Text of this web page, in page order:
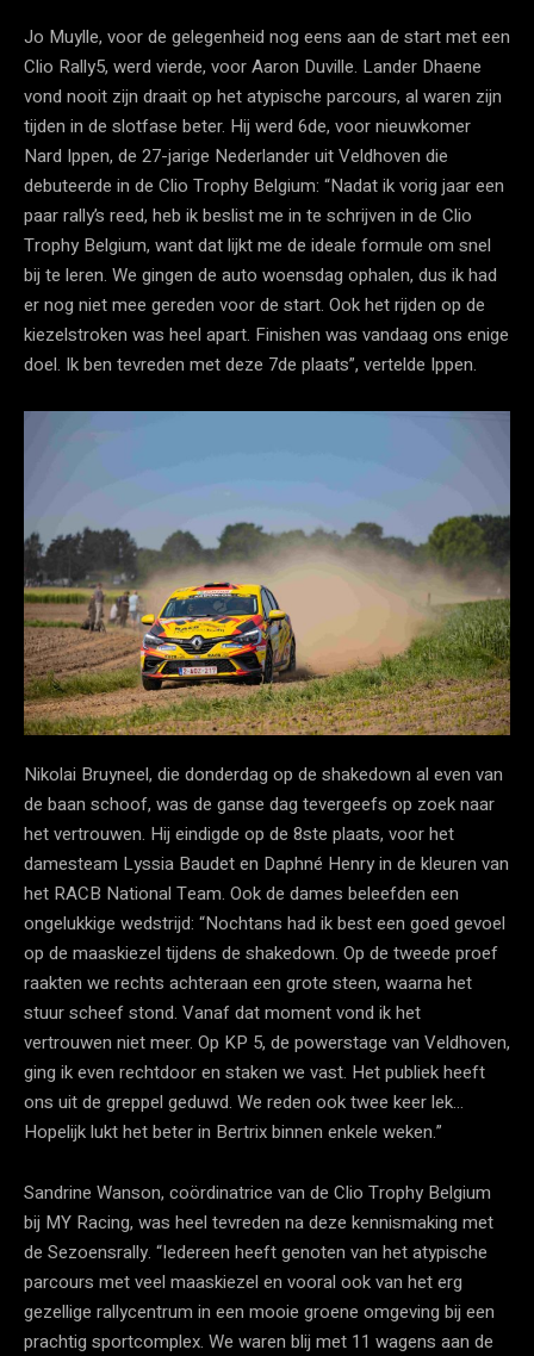
Jo Muylle, voor de gelegenheid nog eens aan de start met een
Clio Rally5, werd vierde, voor Aaron Duville. Lander Dhaene
vond nooit zijn draait op het atypische parcours, al waren zijn
tijden in de slotfase beter. Hij werd 6de, voor nieuwkomer
Nard Ippen, de 27-jarige Nederlander uit Veldhoven die
debuteerde in de Clio Trophy Belgium: “Nadat ik vorig jaar een
paar rally’s reed, heb ik beslist me in te schrijven in de Clio
Trophy Belgium, want dat lijkt me de ideale formule om snel
bij te leren. We gingen de auto woensdag ophalen, dus ik had
er nog niet mee gereden voor de start. Ook het rijden op de
kiezelstroken was heel apart. Finishen was vandaag ons enige
doel. Ik ben tevreden met deze 7de plaats”, vertelde Ippen.
Nikolai Bruyneel, die donderdag op de shakedown al even van
de baan schoof, was de ganse dag tevergeefs op zoek naar
het vertrouwen. Hij eindigde op de 8ste plaats, voor het
damesteam Lyssia Baudet en Daphné Henry in de kleuren van
het RACB National Team. Ook de dames beleefden een
ongelukkige wedstrijd: “Nochtans had ik best een goed gevoel
op de maaskiezel tijdens de shakedown. Op de tweede proef
raakten we rechts achteraan een grote steen, waarna het
stuur scheef stond. Vanaf dat moment vond ik het
vertrouwen niet meer. Op KP 5, de powerstage van Veldhoven,
ging ik even rechtdoor en staken we vast. Het publiek heeft
ons uit de greppel geduwd. We reden ook twee keer lek…
Hopelijk lukt het beter in Bertrix binnen enkele weken.”
Sandrine Wanson, coördinatrice van de Clio Trophy Belgium
bij MY Racing, was heel tevreden na deze kennismaking met
de Sezoensrally. “Iedereen heeft genoten van het atypische
parcours met veel maaskiezel en vooral ook van het erg
gezellige rallycentrum in een mooie groene omgeving bij een
prachtig sportcomplex. We waren blij met 11 wagens aan de